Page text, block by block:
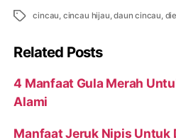
Tags cincau, cincau hijau,daun cincau,
Related Posts
4 Manfaat Gula Merah
Alami
Manfaat Jeruk Nipis Untuk